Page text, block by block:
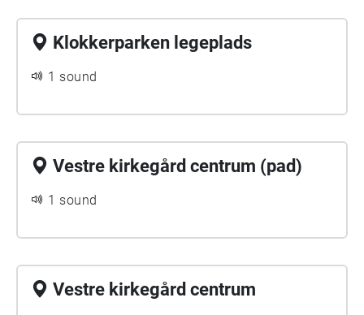
Klokkerparken legeplads
1 sound
Vestre kirkegård centrum (pad)
1 sound
Vestre kirkegård centrum